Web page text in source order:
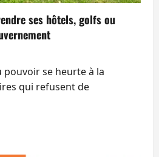
ses hôtels, golfs ou
pouvoir se heurte à la
qui refusent de